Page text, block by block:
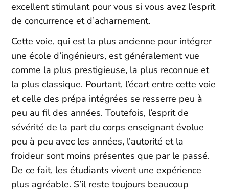
excellent stimulant pour vous si vous avez l’esprit
de concurrence et d’acharnement.
Cette voie, qui est la plus ancienne pour intégrer
une école d’ingénieurs, est généralement vue
comme la plus prestigieuse, la plus reconnue et
la plus classique. Pourtant, l’écart entre cette voie
et celle des prépa intégrées se resserre peu à
peu au fil des années. Toutefois, l’esprit de
sévérité de la part du corps enseignant évolue
peu à peu avec les années, l’autorité et la
froideur sont moins présentes que par le passé.
De ce fait, les étudiants vivent une expérience
plus agréable. S’il reste toujours beaucoup